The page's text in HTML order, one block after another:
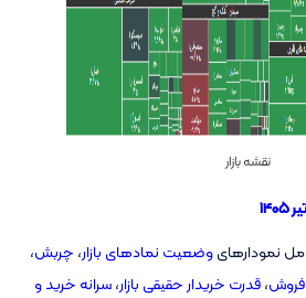
نقشه بازار
نمودارهایوضعیت نمادهای بازار، چربش،
فروش،قدرت خریدار حقیقی بازار،سرانه خرید و